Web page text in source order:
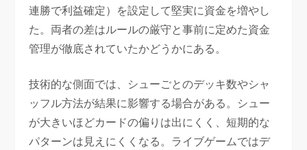
連勝で利益確定）を設定して堅実に資金を増やし
た。両者の差はルールの厳守と事前に定めた資金
管理が徹底されていたかどうかにある。
技術的な側面では、シューごとのデッキ数やシャ
ッフル方法が結果に影響する場合がある。シュー
が大きいほどカードの偏りは出にくく、短期的な
パターンは見えにくくなる。ライブゲームではデ